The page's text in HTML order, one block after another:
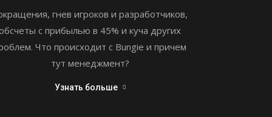
гнев игроков и разработчиков,
с прибылью в 45% и куча других
Что происходит с Bungie и причем
тут менеджмент?
Узнать больше